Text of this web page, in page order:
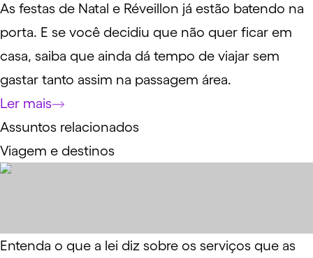
As festas de Natal e Réveillon já estão batendo na
porta. E se você decidiu que não quer ficar em
casa, saiba que ainda dá tempo de viajar sem
gastar tanto assim na passagem área.
Ler mais
Assuntos relacionados
Viagem e destinos
Entenda o que a lei diz sobre os serviços que as